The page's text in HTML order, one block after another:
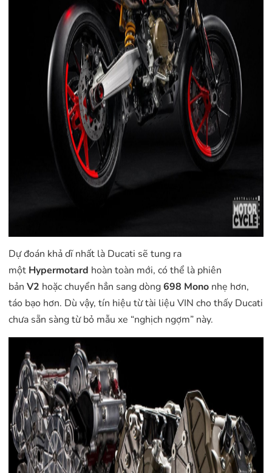
Dự đoán khả dĩ nhất là Ducati sẽ tung ra
một Hypermotard hoàn toàn mới, có thể là phiên
bản V2 hoặc chuyển hẳn sang dòng698 Mono nhẹ hơn,
táo bạo hơn. Dù vậy, tín hiệu từ tài liệu VIN cho thấy Ducati
chưa sẵn sàng từ bỏ mẫu xe “nghịch ngợm” này.